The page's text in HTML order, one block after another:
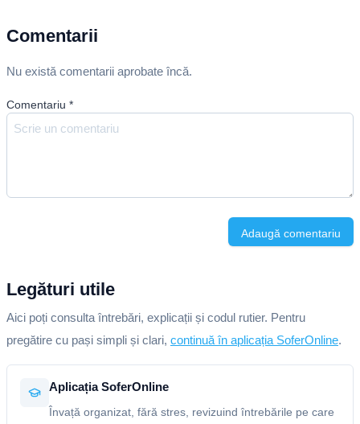
Comentarii
Nu există comentarii aprobate încă.
Comentariu *
Adaugă comentariu
Legături utile
Aici poți consulta întrebări, explicații și codul rutier. Pentru
pregătire cu pași simpli și clari, continuă în aplicația SoferOnline.
Aplicația SoferOnline
Învață organizat, fără stres, revizuind întrebările pe care